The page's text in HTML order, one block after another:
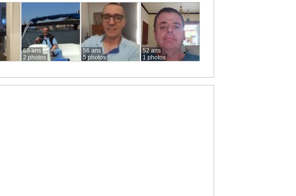
65 ans
2 photos
56 ans
5 photos
52 ans
1 photos